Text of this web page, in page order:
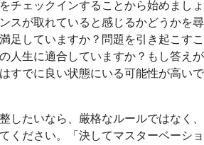
チェックインすることから始めましょ
スが取れていると感じるかどうかを尋
足していますか？問題を引き起こすこ
人生に適合していますか？もし答えが
すでに良い状態にいる可能性が高いで
したいなら、厳格なルールではなく、
ください。「決してマスターベーショ